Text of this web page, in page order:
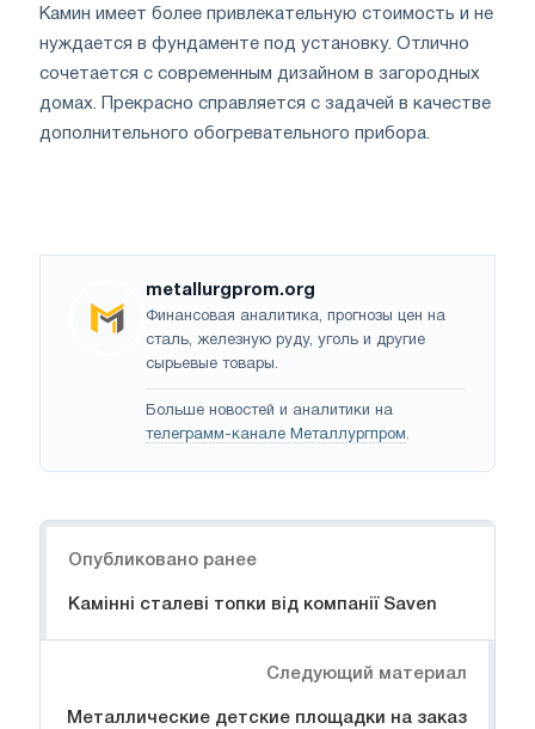
Камин имеет более привлекательную стоимость и не
нуждается в фундаменте под установку. Отлично
сочетается с современным дизайном в загородных
домах. Прекрасно справляется с задачей в качестве
дополнительного обогревательного прибора.
metallurgprom.org
Финансовая аналитика, прогнозы цен на
сталь, железную руду, уголь и другие
сырьевые товары.
Больше новостей и аналитики на
телеграмм-канале Металлургпром.
Опубликовано ранее
Камінні сталеві топки від компанії Saven
Следующий материал
Металлические детские площадки на заказ